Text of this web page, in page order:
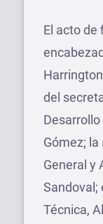
El acto de
del
Gómez;
General y
Sandoval;
Técnica,